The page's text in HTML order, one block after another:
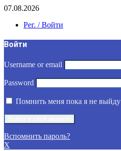
07.08.2026
Рег. / Войти
Войти
Username or email
Password
Помнить меня пока я не выйду
Вспомнить пароль?
X